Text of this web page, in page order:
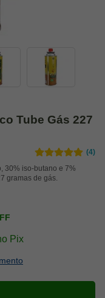
Tube Gás 227
(4)
30% iso-butano e 7%
gramas de gás.
Pix